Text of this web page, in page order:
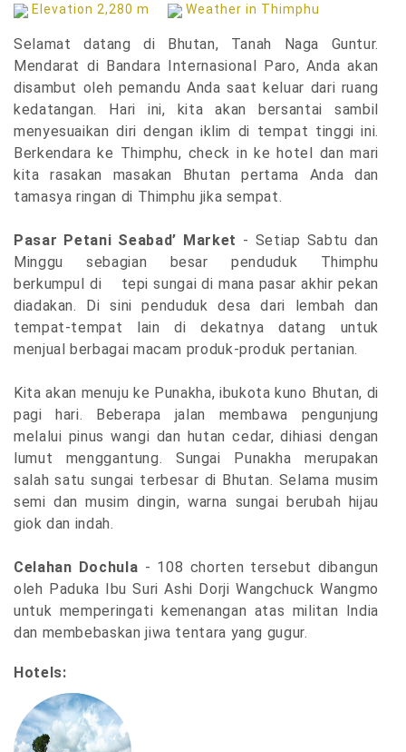
Elevation 2,280 m Weather in Thimphu
Selamat datang di Bhutan, Tanah Naga Guntur.
Mendarat di Bandara Internasional Paro, Anda akan
disambut oleh pemandu Anda saat keluar dari ruang
kedatangan. Hari ini, kita akan bersantai sambil
menyesuaikan diri dengan iklim di tempat tinggi ini.
Berkendara ke Thimphu, check in ke hotel dan mari
kita rasakan masakan Bhutan pertama Anda dan
tamasya ringan di Thimphu jika sempat.
Pasar Petani Seabad’ Market - Setiap Sabtu dan
Minggu sebagian besar penduduk Thimphu
berkumpul di tepi sungai di mana pasar akhir pekan
diadakan. Di sini penduduk desa dari lembah dan
tempat-tempat lain di dekatnya datang untuk
menjual berbagai macam produk-produk pertanian.
Kita akan menuju ke Punakha, ibukota kuno Bhutan, di
pagi hari. Beberapa jalan membawa pengunjung
melalui pinus wangi dan hutan cedar, dihiasi dengan
lumut menggantung. Sungai Punakha merupakan
salah satu sungai terbesar di Bhutan. Selama musim
semi dan musim dingin, warna sungai berubah hijau
giok dan indah.
Celahan Dochula - 108 chorten tersebut dibangun
oleh Paduka Ibu Suri Ashi Dorji Wangchuck Wangmo
untuk memperingati kemenangan atas militan India
dan membebaskan jiwa tentara yang gugur.
Hotels: